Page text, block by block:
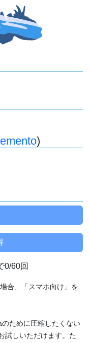
)
0/60回
合、「スマホ向け」を
ために圧縮したくない
試しいただけます。た